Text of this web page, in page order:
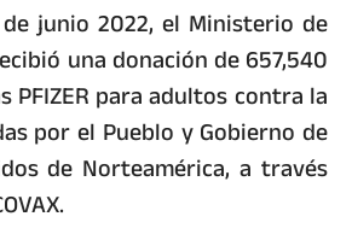
junio 2022, el Ministerio de
una donación de 657,540
PFIZER para adultos contra la
por el Pueblo y Gobierno de
de Norteamérica, a través